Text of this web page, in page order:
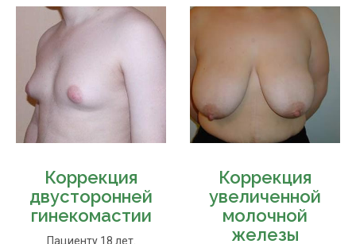
Коррекция
двусторонней
гинекомастии
Пациенту 18 лет.
Коррекция
увеличенной
молочной
железы